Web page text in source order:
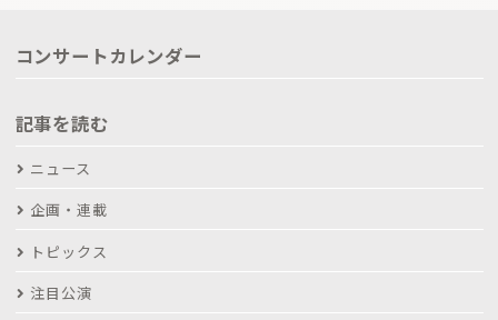
コンサートカレンダー
記事を読む
ニュース
企画・連載
トピックス
注目公演